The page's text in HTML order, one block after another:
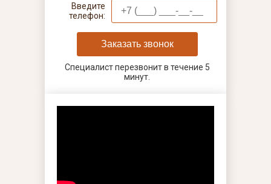
Введите
телефон:
Заказать звонок
Специалист перезвонит в течение 5
минут.